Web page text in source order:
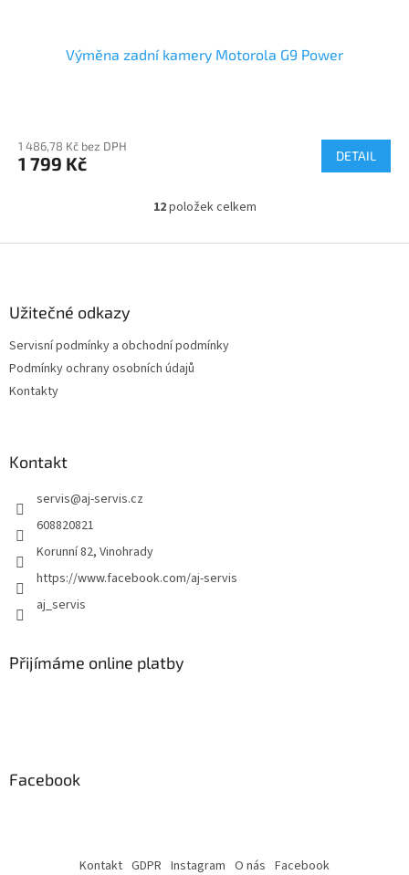
Výměna zadní kamery Motorola G9 Power
1 486,78 Kč bez DPH
1 799 Kč DETAIL
O
l
p
12položek celkem
Užitečné odkazy
Servisní podmínky a obchodní podmínky
Podmínky ochrany osobních údajů
Kontakty
Kontakt
servis@aj-servis.cz
608820821
Korunní 82, Vinohrady
https://www.facebook.com/aj-servis
aj_servis
Přijímáme online platby
Facebook
Kontakt GDPR Instagram O nás Facebook